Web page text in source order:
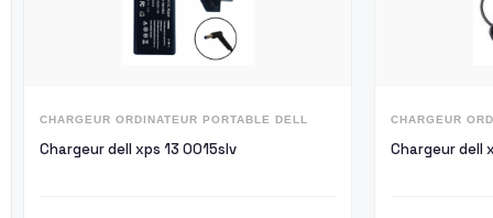
CHARGEUR ORDINATEUR PORTABLE DELL
Chargeur dell xps 13 0015slv
CHARGEUR
Chargeur dell